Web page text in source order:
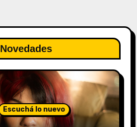
Novedades
Escuchá lo nuevo